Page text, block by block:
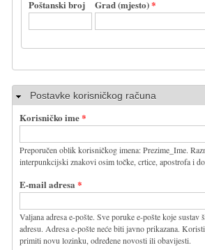
Poštanski broj Grad (mjesto)*
SakrijPostavke korisničkog računa
Korisničko ime*
Preporučen oblik korisničkog imena: Prezime_Ime. Razmaci su dozvoljeni;
interpunkcijski znakovi osim točke, crtice, apostrofa i
E-mail adresa *
Valjana adresa e-pošte. Sve poruke e-pošte koje sustav
adresu. Adresa e-pošte neće biti javno prikazana.
primiti novu lozinku, određene novosti ili obavijesti.